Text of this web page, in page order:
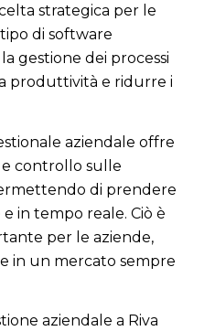
strategica per le
di software
gestione dei processi
produttività e ridurre i
aziendale offre
e controllo sulle
di prendere
in tempo reale. Ciò è
per le aziende,
in un mercato sempre
aziendale a Riva